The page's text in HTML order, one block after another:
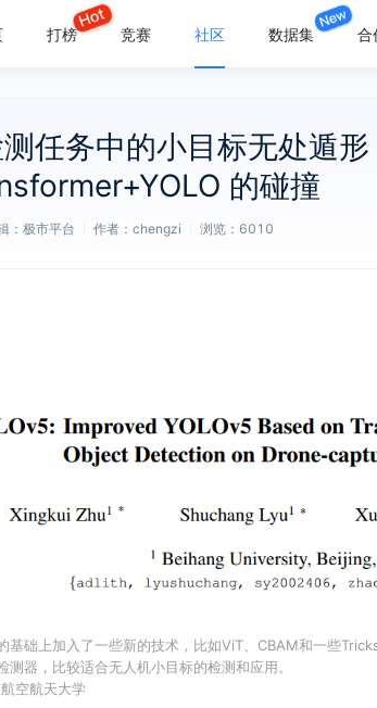
打榜 竞赛 社区 数据集 合
任务中的小目标无处遁
的碰撞
：极市平台 作者： chengzi 浏览： 6010
基础上加入了一些新的技术，比如ViT、CBAM和一些
测器，比较适合无人机小目标的检测和应用。
空航天大学